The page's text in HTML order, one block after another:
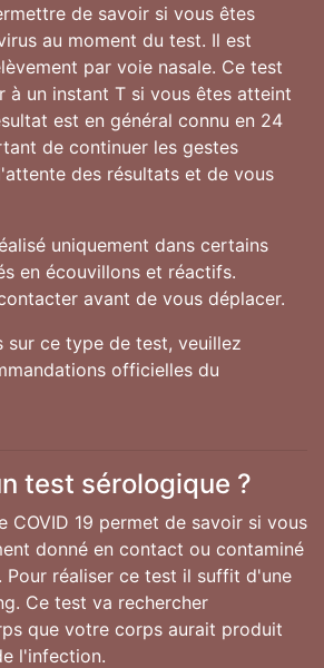
de savoir si vous êtes
au moment du test. Il est
par voie nasale. Ce test
à un instant T si vous êtes atteint
est en général connu en 24
de continuer les gestes
des résultats et de vous
uniquement dans certains
en écouvillons et réactifs.
avant de vous déplacer.
sur ce type de test, veuillez
officielles du
test sérologique ?
COVID 19 permet de savoir si vous
donné en contact ou contaminé
Pour réaliser ce test il suffit d'une
Ce test va rechercher
que votre corps aurait produit
l'infection.